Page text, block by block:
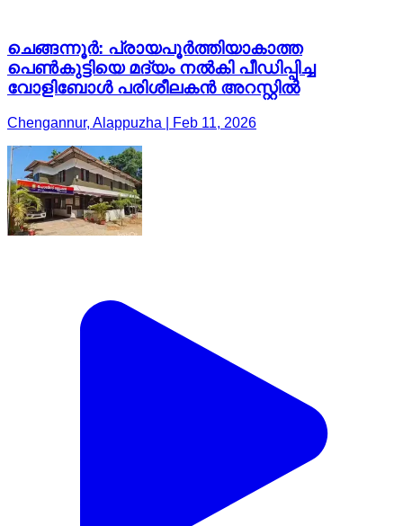
ചെങ്ങന്നൂർ: പ്രായപൂർത്തിയാകാത്ത
പെൺകുട്ടിയെ മദ്യം നൽകി പീഡിപ്പിച്ച
വോളിബോൾ പരിശീലകൻ അറസ്റ്റിൽ
Chengannur, Alappuzha | Feb 11, 2026